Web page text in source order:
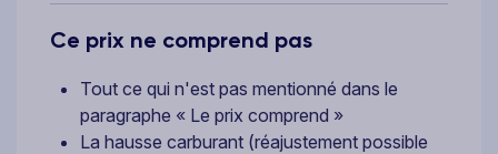
Ce prix ne comprend pas
Tout ce qui n'est pas mentionné dans le
paragraphe « Le prix comprend »
La hausse carburant (réajustement possible